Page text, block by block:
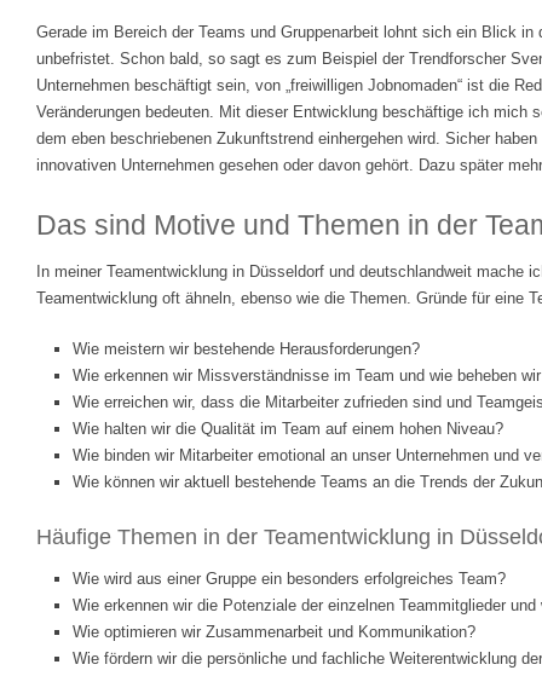
Gerade im Bereich der Teams und Gruppenarbeit lohnt sich ein Blick
unbefristet. Schon bald, so sagt es zum Beispiel der Trendforscher
Unternehmen beschäftigt sein, von „freiwilligen Jobnomaden“ ist die
Veränderungen bedeuten. Mit dieser Entwicklung beschäftige ich
dem eben beschriebenen Zukunftstrend einhergehen wird. Sicher
innovativen Unternehmen gesehen oder davon gehört. Dazu später
Das sind Motive und Themen in der
In meiner Teamentwicklung in Düsseldorf und deutschlandweit
Teamentwicklung oft ähneln, ebenso wie die Themen. Gründe für eine
Wie meistern wir bestehende Herausforderungen?
Wie erkennen wir Missverständnisse im Team und wie beheben
Wie erreichen wir, dass die Mitarbeiter zufrieden sind und
Wie halten wir die Qualität im Team auf einem hohen Niveau?
Wie binden wir Mitarbeiter emotional an unser Unternehmen und
Wie können wir aktuell bestehende Teams an die Trends der
Häufige Themen in der Teamentwicklung in
Wie wird aus einer Gruppe ein besonders erfolgreiches Team?
Wie erkennen wir die Potenziale der einzelnen Teammitglieder
Wie optimieren wir Zusammenarbeit und Kommunikation?
Wie fördern wir die persönliche und fachliche Weiterentwicklung